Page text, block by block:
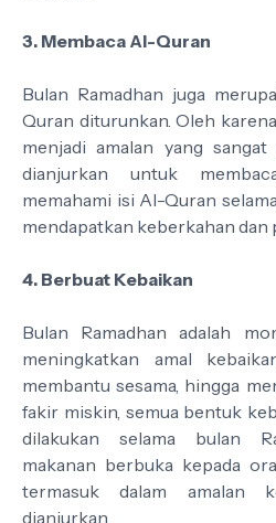
3. Membaca Al-Quran
Bulan Ramadhan juga
Quran diturunkan. Oleh
menjadi amalan yang
dianjurkan untuk
memahami isi Al-Quran
mendapatkan keberkahan dan
4. Berbuat Kebaikan
Bulan Ramadhan adalah
meningkatkan amal
membantu sesama, hingga
fakir miskin, semua bentuk
dilakukan selama bulan
makanan berbuka kepada
termasuk dalam amalan
dianjurkan.